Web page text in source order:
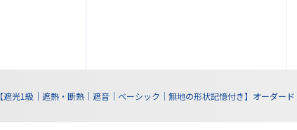
【遮光1級｜遮熱・断熱｜遮音｜ベーシック｜無地の形状記憶付き】オーダ